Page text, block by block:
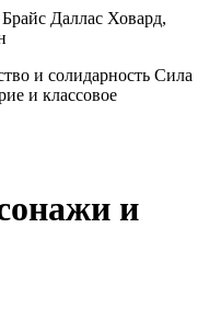
Даллас Ховард,
и солидарность Сила
и классовое
и